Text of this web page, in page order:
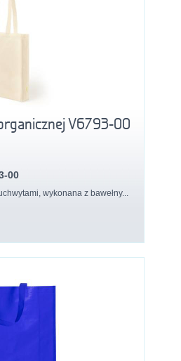
V6793-00
00
wykonana z bawełny...